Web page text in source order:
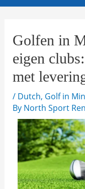
Golfen in
eigen
met
/ Dutch, Golf in
By North Sport